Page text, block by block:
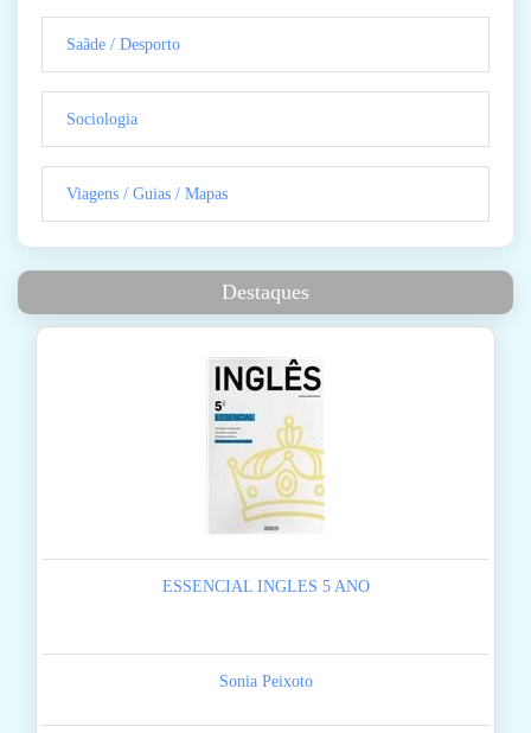
Saãde / Desporto
Sociologia
Viagens / Guias / Mapas
Destaques
ESSENCIAL INGLES 5 ANO
Sonia Peixoto